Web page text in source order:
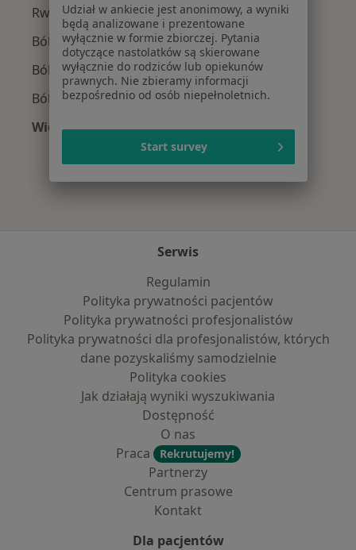
Rwa kulszowa w Opolu
Ból biodra w Opolu
Ból barku w Opolu
Ból kolana w Opolu
Więcej (15)
Więcej w kategorii: Najczęście leczone
Serwis
Regulamin
Polityka prywatności pacjentów
Polityka prywatności profesjonalistów
Polityka prywatności dla profesjonalistów, których
dane pozyskaliśmy samodzielnie
Polityka cookies
Jak działają wyniki wyszukiwania
Dostępność
O nas
Praca
Rekrutujemy!
Partnerzy
Centrum prasowe
Kontakt
Dla pacjentów
Udział w ankiecie jest anonimowy, a wyniki
będą analizowane i prezentowane
wyłącznie w formie zbiorczej. Pytania
dotyczące nastolatków są skierowane
wyłącznie do rodziców lub opiekunów
prawnych. Nie zbieramy informacji
bezpośrednio od osób niepełnoletnich.
Start survey